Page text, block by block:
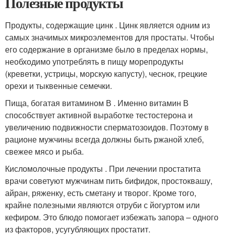
Продукты, содержащие цинк . Цинк является одним из
самых значимых микроэлементов для простаты. Чтобы
его содержание в организме было в пределах нормы,
необходимо употреблять в пищу морепродукты
(креветки, устрицы, морскую капусту), чеснок, грецкие
орехи и тыквенные семечки.
Пища, богатая витамином В . Именно витамин В
способствует активной выработке тестостерона и
увеличению подвижности сперматозоидов. Поэтому в
рационе мужчины всегда должны быть ржаной хлеб,
свежее мясо и рыба.
Кисломолочные продукты . При лечении простатита
врачи советуют мужчинам пить бифидок, простоквашу,
айран, ряженку, есть сметану и творог. Кроме того,
крайне полезными являются отруби с йогуртом или
кефиром. Это блюдо помогает избежать запора – одного
из факторов, усугубляющих простатит.